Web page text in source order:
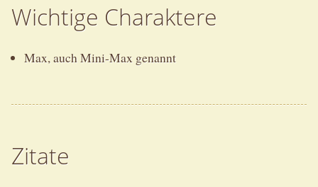
Wichtige Charaktere
Max, auch Mini-Max genannt
Zitate